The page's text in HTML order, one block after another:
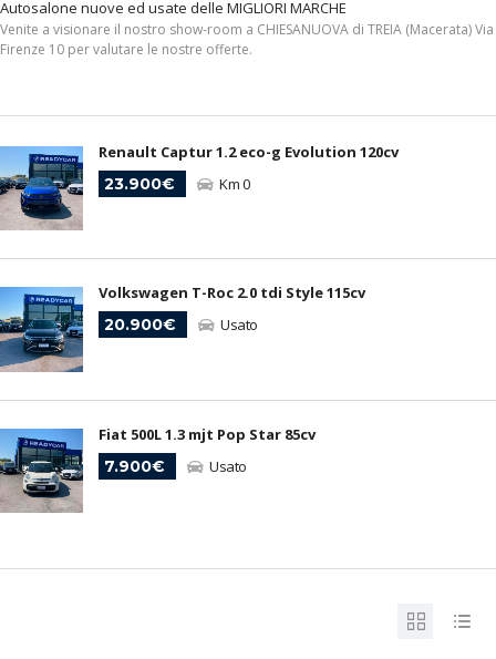
Autosalone nuove ed usate delle MIGLIORI MARCHE
Venite a visionare il nostro show-room a CHIESANUOVA di TREIA (Macerata) Via
Firenze 10 per valutare le nostre offerte.
Renault Captur 1.2 eco-g Evolution 120cv
23.900€
Km 0
Volkswagen T-Roc 2.0 tdi Style 115cv
20.900€
Usato
Fiat 500L 1.3 mjt Pop Star 85cv
7.900€
Usato